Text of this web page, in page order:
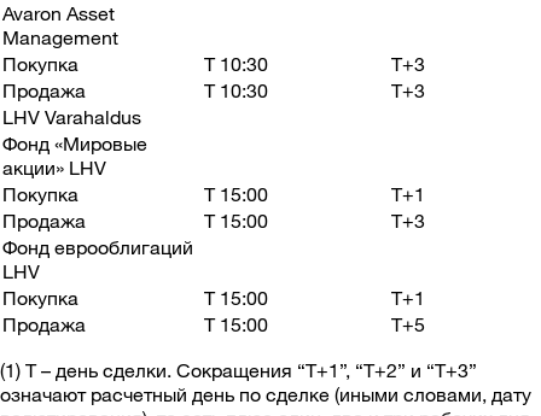
Avaron Asset
Management
Покупка
T 10:30
T+3
Продажа
T 10:30
T+3
LHV Varahaldus
Фонд «Мировые
акции» LHV
Покупка
T 15:00
T+1
Продажа
T 15:00
T+3
Фонд еврооблигаций
LHV
Покупка
T 15:00
T+1
Продажа
T 15:00
T+5
(1) T – день сделки. Сокращения “Т+1”, “Т+2” и “Т+3”
означают расчетный день по сделке (иными словами, дату